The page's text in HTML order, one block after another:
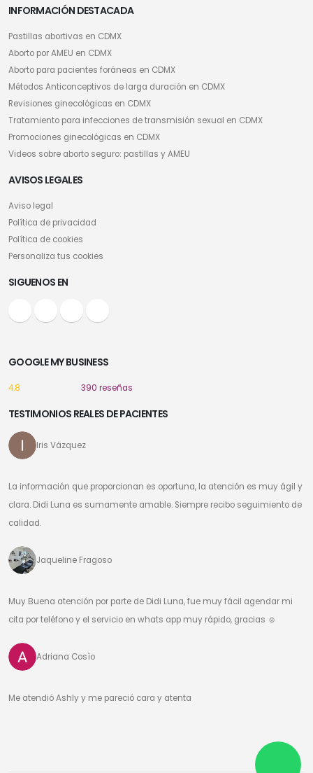
INFORMACIÓN DESTACADA
Pastillas abortivas en CDMX
Aborto por AMEU en CDMX
Aborto para pacientes foráneas en CDMX
Métodos Anticonceptivos de larga duración en CDMX
Revisiones ginecológicas en CDMX
Tratamiento para infecciones de transmisión sexual en CDMX
Promociones ginecológicas en CDMX
Videos sobre aborto seguro: pastillas y AMEU
AVISOS LEGALES
Aviso legal
Política de privacidad
Política de cookies
Personaliza tus cookies
SIGUENOS EN
GOOGLE MY BUSINESS
4.8 390 reseñas
TESTIMONIOS REALES DE PACIENTES
Iris Vázquez
La información que proporcionan es oportuna, la atención es muy ágil y
clara. Didi Luna es sumamente amable. Siempre recibo seguimiento de
calidad.
Jaqueline Fragoso
Muy Buena atención por parte de Didi Luna, fue muy fácil agendar mi
cita por teléfono y el servicio en whats app muy rápido, gracias ☺️
Adriana Cosìo
Me atendió Ashly y me pareció cara y atenta